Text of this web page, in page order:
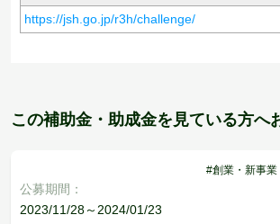
https://jsh.go.jp/r3h/challenge/
この補助金・助成金を見ている方へ
#創業・新事
公募期間：
2023/11/28～2024/01/23